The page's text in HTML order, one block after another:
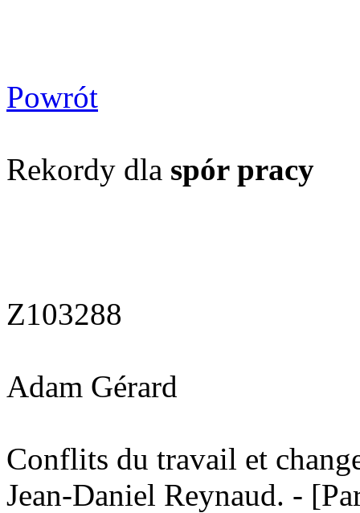
Powrót
Rekordy dla spór pracy
Z103288
Adam Gérard
Conflits du travail et
Jean-Daniel Reynaud. -